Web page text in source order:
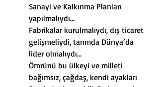
Sanayi ve Kalkınma Planları
yapılmalıydı…
Fabrikalar kurulmalıydı, dış ticaret
gelişmeliydi, tarımda Dünya’da
lider olmalıydı…
Ömrünü bu ülkeyi ve milleti
bağımsız, çağdaş, kendi ayakları